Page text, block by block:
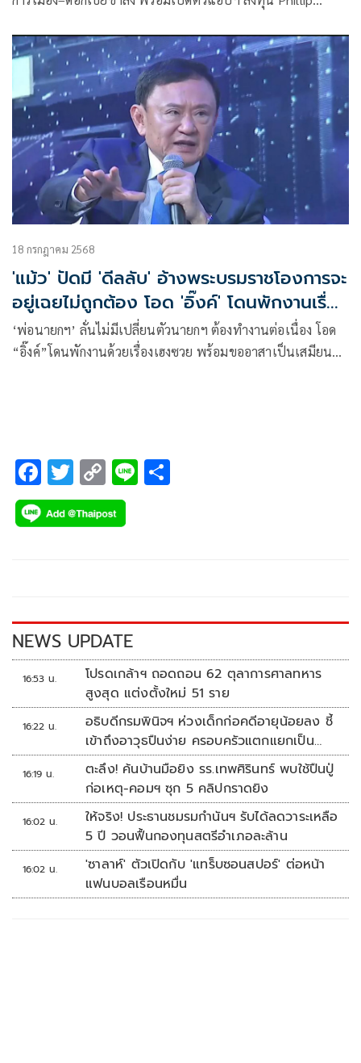
18 กรกฎาคม 2568
'แม้ว' ปัดมี 'ดีลลับ' อ้างพระบรมราชโองการจะ
อยู่เฉยไม่ถูกต้อง โอด 'อิ๊งค์' โดนพักงานเรื่อง
เฮงซวย
‘พ่อนายกฯ’ ลั่นไม่มีเปลี่ยนตัวนายกฯ ต้องทำงานต่อเนื่อง โอด
“อิ๊งค์”โดนพักงานด้วยเรื่องเฮงซวย พร้อมขออาสาเป็นเสมียน
ถูกต้อง รับ กลัวความเสี่ยงเสถียรภาพทางการเมืองที่สุด อ้าง
เศรษฐกิจแย่มานานจะแก้ข้ามคืนยาก ต้องอาศัยความร่วมมือ วิธี
คิดไม่ตันแน่ โปรยยาหอม วันนี้ต้องเอาความหวังกลับให้คนไทย
F
ac
e
k
T
wi
tt
C
o
p
k
Li
NEWS UPDATE
16:53 น.
โปรดเกล้าฯ ถอดถอน 62 ตุลาการศาลทหาร
สูงสุด แต่งตั้งใหม่ 51 ราย
16:22 น.
อธิบดีกรมพินิจฯ ห่วงเด็กก่อคดีอายุน้อยลง ชี้
เข้าถึงอาวุธปืนง่าย ครอบครัวแตกแยกเป็น
ชนวนสำคัญ
16:19 น.
ตะลึง! ค้นบ้านมือยิง รร.เทพศิรินทร์ พบใช้ปืนปู่
ก่อเหตุ-คอมฯ ซุก 5 คลิปกราดยิง
16:02 น.
ให้จริง! ประธานชมรมกำนันฯ รับได้ลดวาระเหลือ
5 ปี วอนฟื้นกองทุนสตรีอำเภอละล้าน
16:02 น.
'ซาลาห์' ตัวเปิดกับ 'แทร็บซอนสปอร์' ต่อหน้า
แฟนบอลเรือนหมื่น